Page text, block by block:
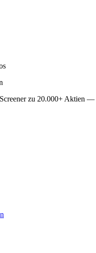
zu 20.000+ Aktien